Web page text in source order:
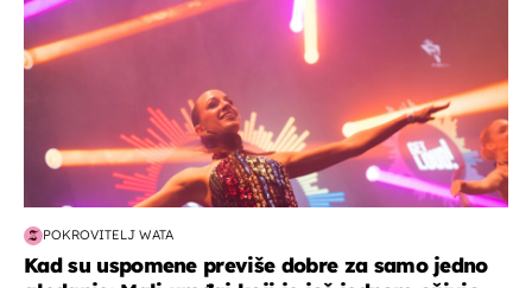
POKROVITELJ WATA
Kad su uspomene previše dobre za samo jedno